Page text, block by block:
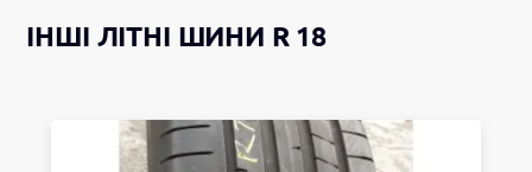
ІНШІ ЛІТНІ ШИНИ R 18